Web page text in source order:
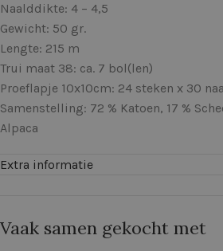
Naalddikte: 4 – 4,5
Gewicht: 50 gr.
Lengte: 215 m
Trui maat 38: ca. 7 bol(len)
Proeflapje 10x10cm: 24 steken x 30
Samenstelling: 72 % Katoen, 17 %
Alpaca
Extra informatie
Vaak samen gekocht met